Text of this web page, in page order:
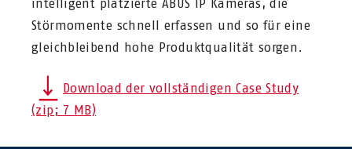
intelligent platzierte ABUS IP Kameras, die
Störmomente schnell erfassen und so für eine
gleichbleibend hohe Produktqualität sorgen.
Download der vollständigen Case Study
(zip; 7 MB)